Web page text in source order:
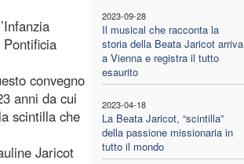
2023-09-28
Il musical che racconta la
storia della Beata Jaricot arriva
a Vienna e registra il tutto
esaurito
2023-04-18
La Beata Jaricot, “scintilla”
della passione missionaria in
tutto il mondo
convegno
anni da cui
scintilla che
Jaricot